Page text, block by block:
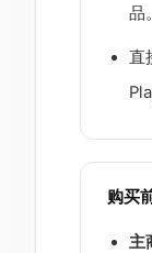
品。
直
购买
主